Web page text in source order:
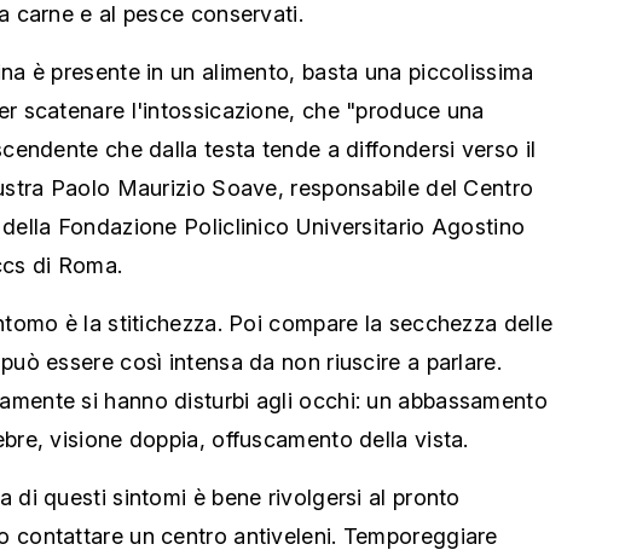
carne e al pesce conservati.
è presente in un alimento, basta una piccolissima
scatenare l'intossicazione, che "produce una
che dalla testa tende a diffondersi verso il
Paolo Maurizio Soave, responsabile del Centro
Fondazione Policlinico Universitario Agostino
di Roma.
è la stitichezza. Poi compare la secchezza delle
essere così intensa da non riuscire a parlare.
si hanno disturbi agli occhi: un abbassamento
visione doppia, offuscamento della vista.
di questi sintomi è bene rivolgersi al pronto
contattare un centro antiveleni. Temporeggiare